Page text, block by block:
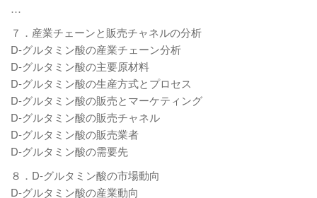
…
７．産業チェーンと販売チャネルの分析
D-グルタミン酸の産業チェーン分析
D-グルタミン酸の主要原材料
D-グルタミン酸の生産方式とプロセス
D-グルタミン酸の販売とマーケティング
D-グルタミン酸の販売チャネル
D-グルタミン酸の販売業者
D-グルタミン酸の需要先
８．D-グルタミン酸の市場動向
D-グルタミン酸の産業動向